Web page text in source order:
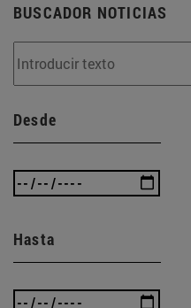
BUSCADOR NOTICIAS
Desde
Hasta